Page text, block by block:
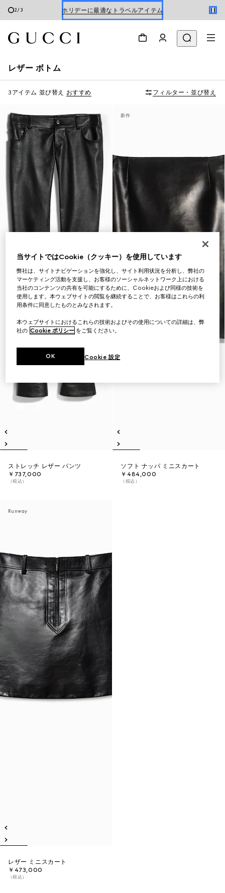
2/3 ホリデーに最適なトラベルアイテム
レザー ボトム
3アイテム 並び替え おすすめ フィルター・並び替え
ストレッチ レザー パンツ
￥737,000
（税込）
新作
ソフト ナッパ ミニスカート
￥484,000
（税込）
Runway
レザー ミニスカート
￥473,000
（税込）
当サイトではCookie（クッキー）を使用しています
弊社は、サイトナビゲーションを強化し、サイト利用状況を分析し、弊社の
マーケティング活動を支援し、お客様のソーシャルネットワーク上における
当社のコンテンツの共有を可能にするために、Cookieおよび同様の技術を
使用します。本ウェブサイトの閲覧を継続することで、お客様はこれらの利
用条件に同意したものとみなされます。
本ウェブサイトにおけるこれらの技術およびその使用についての詳細は、弊
社の Cookie ポリシー をご覧ください。
Cookie 設定
OK